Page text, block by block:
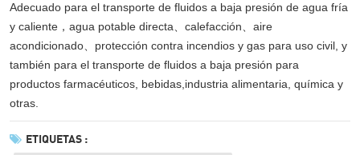
Adecuado para el transporte de fluidos a baja presión de agua fría
y caliente ， agua potable directa、 calefacción、 aire
acondicionado、 protección contra incendios y gas para uso civil, y
también para el transporte de fluidos a baja presión para
productos farmacéuticos, bebidas,industria alimentaria, química y
otras.
ETIQUETAS :